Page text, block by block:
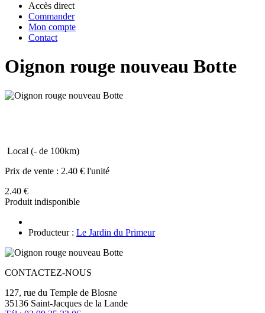
Accès direct
Commander
Mon compte
Contact
Oignon rouge nouveau Botte
Local (- de 100km)
Prix de vente : 2.40 € l'unité
2.40 €
Produit indisponible
Producteur : Le Jardin du Primeur
CONTACTEZ-NOUS
127, rue du Temple de Blosne
35136 Saint-Jacques de la Lande